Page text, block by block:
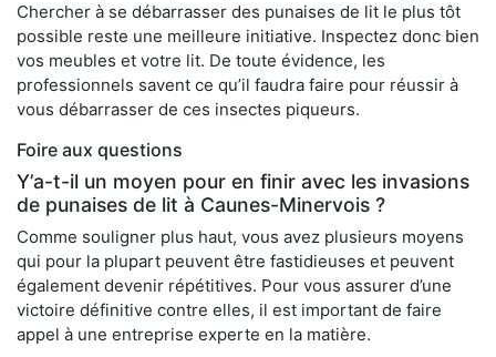
Chercher à se débarrasser des punaises de lit le plus tôt
possible reste une meilleure initiative. Inspectez donc bien
vos meubles et votre lit. De toute évidence, les
professionnels savent ce qu’il faudra faire pour réussir à
vous débarrasser de ces insectes piqueurs.
Foire aux questions
Y’a-t-il un moyen pour en finir avec les invasions
de punaises de lit à Caunes-Minervois ?
Comme souligner plus haut, vous avez plusieurs moyens
qui pour la plupart peuvent être fastidieuses et peuvent
également devenir répétitives. Pour vous assurer d’une
victoire définitive contre elles, il est important de faire
appel à une entreprise experte en la matière.